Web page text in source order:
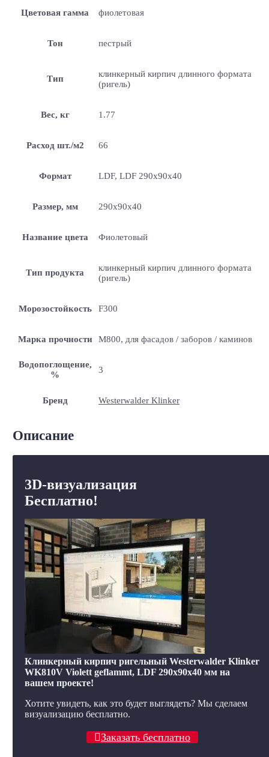
Цветовая гамма фиолетовая
Тон пестрый
Тип
клинкерный кирпич длинного формата
(ригель)
Вес, кг 1.77
Расход шт./м2 66
Формат LDF, LDF 290х90х40
Размер, мм 290х90х40
Название цвета Фиолетовый
Тип продукта
клинкерный кирпич длинного формата
(ригель)
Морозостойкость F300
Марка прочности M800, для фасадов / заборов / каминов
Водопоглощение,
%
3
Бренд Westerwalder Klinker
Описание
3D-визуализация
Бесплатно!
Клинкерный кирпич ригельный Westerwalder Klinker
WK810V Violett geflammt, LDF 290х90х40 мм на
вашем проекте!
Хотите увидеть, как это будет выглядеть? Мы сделаем
визуализацию бесплатно.
Заказать бесплатно